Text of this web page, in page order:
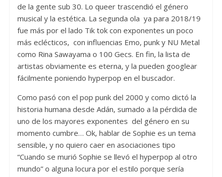
de la gente sub 30. Lo queer trascendió el género
musical y la estética. La segunda ola ya para 2018/19
fue más por el lado Tik tok con exponentes un poco
más eclécticos, con influencias Emo, punk y NU Metal
como Rina Sawayama o 100 Gecs. En fin, la lista de
artistas obviamente es eterna, y la pueden googlear
fácilmente poniendo hyperpop en el buscador.
Como pasó con el pop punk del 2000 y como dictó la
historia humana desde Adán, sumado a la pérdida de
uno de los mayores exponentes del género en su
momento cumbre… Ok, hablar de Sophie es un tema
sensible, y no quiero caer en asociaciones tipo
“Cuando se murió Sophie se llevó el hyperpop al otro
mundo” o alguna locura por el estilo porque sería